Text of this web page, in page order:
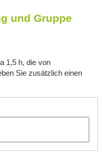
und Gruppe
1,5 h, die von
Sie zusätzlich einen